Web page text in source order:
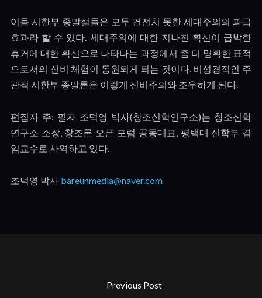
이들 시한부 종말설들은 모두 건전치 못한 세대주의의 파급
효과라 할 수 있다. 세대주의에 대한 지나친 확신이 급박한
휴거에 대한 확신으로 나타나는 과정에서 좀 더 명확한 표적
으로서의 신비 체험이 동원되게 되는 것이다. 비성경적인 주
관적 시한부 종말론은 이렇게 신비주의와 조우하게 된다.
편집자 주: 필자 조덕영 박사(창조신학연구소)는 창조신학
연구소 소장, 창조론 오픈 포럼 공동대표, 평택대 신학부 겸
임교수로 사역하고 있다.
조덕영 박사 bareunmedia@naver.com
Previous Post